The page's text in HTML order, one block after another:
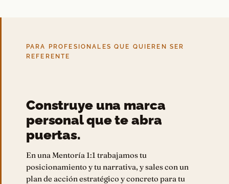
PARA PROFESIONALES QUE QUIEREN SER
REFERENTE
Construye una marca
personal que te abra
puertas.
En una Mentoría 1:1 trabajamos tu
posicionamiento y tu narrativa, y sales con un
plan de acción estratégico y concreto para tu